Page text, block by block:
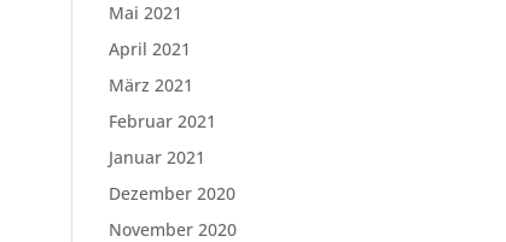
Mai 2021
April 2021
März 2021
Februar 2021
Januar 2021
Dezember 2020
November 2020